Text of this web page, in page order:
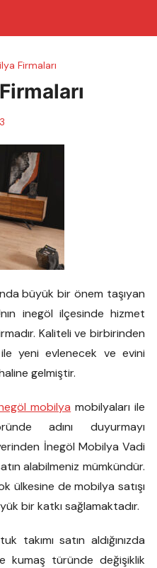
Firmaları
büyük bir önem taşıyan
inegöl ilçesinde hizmet
Kaliteli ve birbirinden
yeni evlenecek ve evini
gelmiştir.
mobilya mobilyaları ile
adını duyurmayı
İnegöl Mobilya Vadi
alabilmeniz mümkündür.
ülkesine de mobilya satışı
bir katkı sağlamaktadır.
takımı satın aldığınızda
kumaş türünde değişiklik